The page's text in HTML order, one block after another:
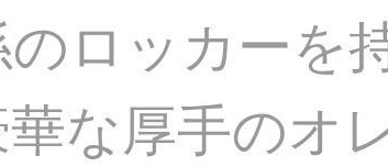
ロッカーを
な厚手のオ